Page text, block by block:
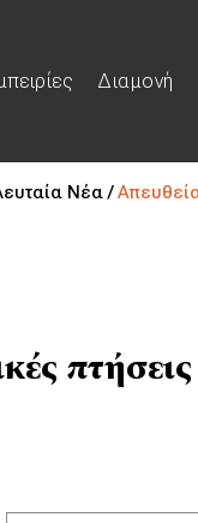
Διαμονή
Νέα /